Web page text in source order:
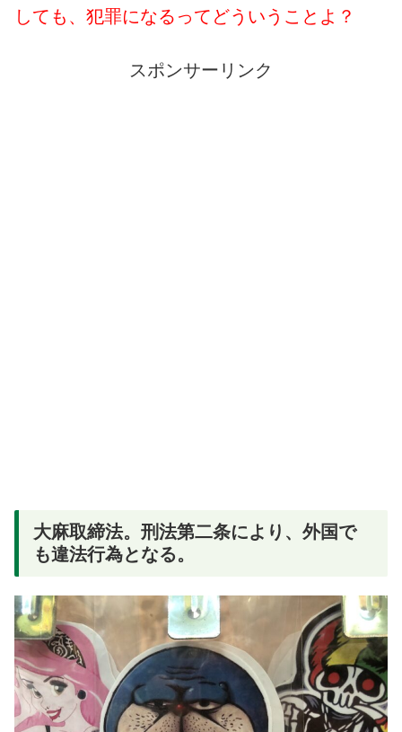
しても、犯罪になるってどういうことよ？
スポンサーリンク
大麻取締法。刑法第二条により、外国で
も違法行為となる。